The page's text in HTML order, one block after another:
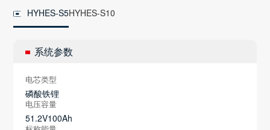
HYHES-S5HYHES-S10
系统参数
电芯类型
磷酸铁锂
电压容量
51.2V100Ah